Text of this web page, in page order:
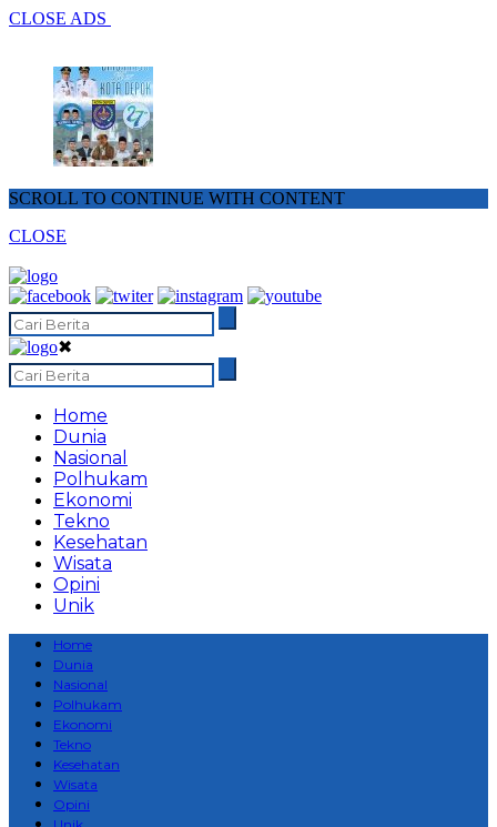
CLOSE ADS
SCROLL TO CONTINUE WITH CONTENT
CLOSE
✖
Home
Dunia
Nasional
Polhukam
Ekonomi
Tekno
Kesehatan
Wisata
Opini
Unik
Home
Dunia
Nasional
Polhukam
Ekonomi
Tekno
Kesehatan
Wisata
Opini